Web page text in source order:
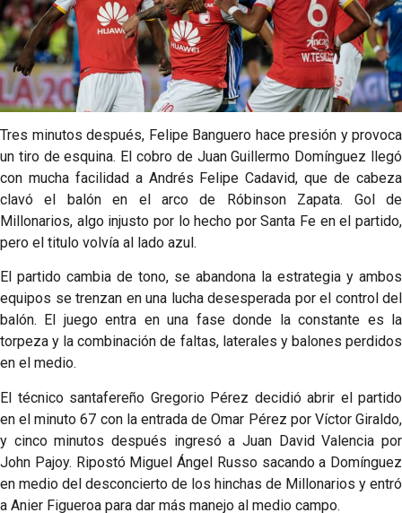
Tres minutos después, Felipe Banguero hace presión y provoca
un tiro de esquina. El cobro de Juan Guillermo Domínguez llegó
con mucha facilidad a Andrés Felipe Cadavid, que de cabeza
clavó el balón en el arco de Róbinson Zapata. Gol de
Millonarios, algo injusto por lo hecho por Santa Fe en el partido,
pero el titulo volvía al lado azul.
El partido cambia de tono, se abandona la estrategia y ambos
equipos se trenzan en una lucha desesperada por el control del
balón. El juego entra en una fase donde la constante es la
torpeza y la combinación de faltas, laterales y balones perdidos
en el medio.
El técnico santafereño Gregorio Pérez decidió abrir el partido
en el minuto 67 con la entrada de Omar Pérez por Víctor Giraldo,
y cinco minutos después ingresó a Juan David Valencia por
John Pajoy. Ripostó Miguel Ángel Russo sacando a Domínguez
en medio del desconcierto de los hinchas de Millonarios y entró
a Anier Figueroa para dar más manejo al medio campo.